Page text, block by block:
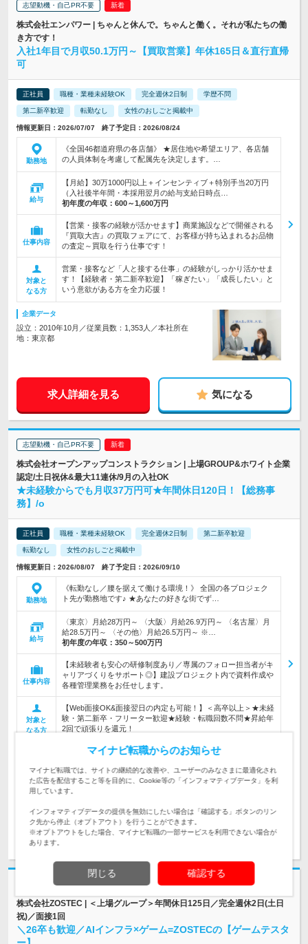
志望動機・自己PR不要
株式会社エンパワー | ちゃんと休んで。ちゃんと働く。それが私たちの働
き方です！
入社1年目で月収50.1万円～【買取営業】年休165日＆直行直帰
可
正社員 職種・業種未経験OK 完全週休2日制 学歴不問
第二新卒歓迎 転勤なし 女性のおしごと掲載中
情報更新日：2026/07/07 終了予定日：2026/08/24
勤務地
《全国46都道府県の各店舗》 ★居住地や希望エリア、各店舗
の人員体制を考慮して配属先を決定します。…
給与
【月給】30万1000円以上＋インセンティブ＋特別手当20万円
（入社後半年間・本採用翌月の給与支給日時点…
初年度の年収： 600～1,600万円
仕事内容
【営業・接客の経験が活かせます】商業施設などで開催される
『買取大吉』の買取フェアにて、お客様が持ち込まれるお品物
の査定～買取を行う仕事です！
対象と
なる方
営業・接客など「人と接する仕事」の経験がしっかり活かせま
す！【経験者・第二新卒歓迎】「稼ぎたい」「成長したい」と
いう意欲がある方を全力応援！
企業データ
設立：2010年10月／従業員数：1,353人／本社所在
地：東京都
求人詳細を見る 気になる
志望動機・自己PR不要
株式会社オープンアップコンストラクション | 上場GROUP&ホワイト企業
認定/土日祝休&最大11連休/9月の入社OK
★未経験からでも月収37万円可★年間休日120日！【総務事
務】/o
正社員 職種・業種未経験OK 完全週休2日制 第二新卒歓迎
転勤なし 女性のおしごと掲載中
情報更新日：2026/08/07 終了予定日：2026/09/10
勤務地
《転勤なし／腰を据えて働ける環境！》 全国の各プロジェク
ト先が勤務地です♪ ★あなたの好きな街でず…
給与
〈東京〉月給28万円～ 〈大阪〉月給26.9万円～ 〈名古屋〉月
給28.5万円～ 〈その他〉月給26.5万円～ ※…
初年度の年収： 350～500万円
仕事内容
【未経験者も安心の研修制度あり／専属のフォロー担当者がキ
ャリアづくりをサポート◎】建設プロジェクト内で資料作成や
各種管理業務をお任せします。
対象と
なる方
【Web面接OK&面接翌日の内定も可能！】＜高卒以上＞★未経
験・第二新卒・フリーター歓迎★経験・転職回数不問★昇給年
2回で頑張りを還元！
設立：2019年6月／従業員数：8,119人／本社所在
地：東京都
求人詳細を見る 気になる
志望動機・自己PR不要
株式会社ZOSTEC | ＜上場グループ＞年間休日125日／完全週休2日(土日
祝)／面接1回
＼26卒も歓迎／AIインフラ×ゲーム=ZOSTECの【ゲームテスタ
マイナビ転職からのお知らせ
マイナビ転職では、サイトの継続的な改善や、ユーザーのみなさまに最適化され
た広告を配信すること等を目的に、Cookie等の「インフォマティブデータ」を利
用しています。
インフォマティブデータの提供を無効にしたい場合は「確認する」ボタンのリン
ク先から停止（オプトアウト）を行うことができます。
※オプトアウトをした場合、マイナビ転職の一部サービスを利用できない場合が
あります。
閉じる 確認する